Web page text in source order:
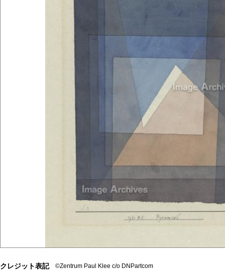
クレジット表記 ©Zentrum Paul Klee c/o DNPartcom